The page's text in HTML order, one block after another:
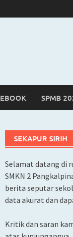
EBOOK SPMB
SEKAPUR SIRIH
Selamat datang di
SMKN 2
berita seputar
data akurat dan
Kritik dan saran